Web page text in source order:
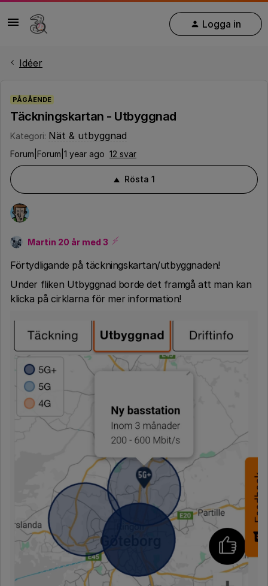
Logga in
Idéer
PÅGÅENDE
Täckningskartan - Utbyggnad
Kategori: Nät & utbyggnad
Forum|Forum|1 year ago 12 svar
Rösta 1
Martin 20 år med 3
Förtydligande på täckningskartan/utbyggnaden!
Under fliken Utbyggnad borde det framgå att man kan
klicka på cirklarna för mer information!